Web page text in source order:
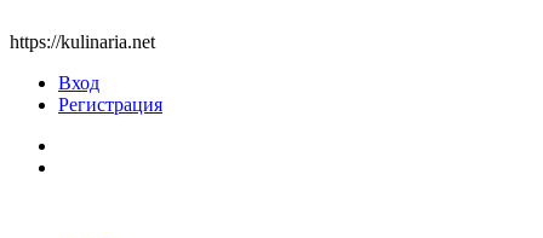
https://kulinaria.net
Вход
Регистрация